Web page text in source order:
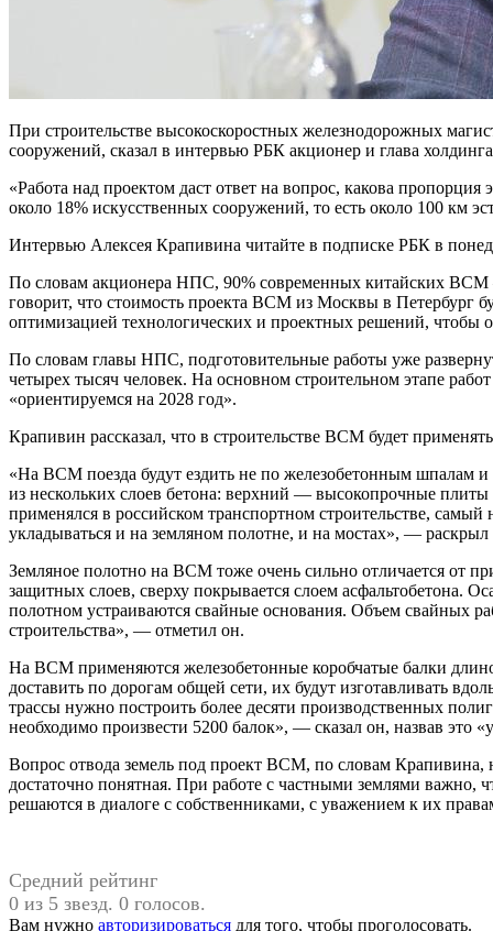
При строительстве высокоскоростных железнодорожных
сооружений, сказал в интервью РБК акционер и глава
«Работа над проектом даст ответ на вопрос, какова
около 18% искусственных сооружений, то есть около 100 км
Интервью Алексея Крапивина читайте в подписке РБК в
По словам акционера НПС, 90% современных китайских ВСМ
говорит, что стоимость проекта ВСМ из Москвы в Петербург
оптимизацией технологических и проектных решений,
По словам главы НПС, подготовительные работы уже
четырех тысяч человек. На основном строительном этапе
«ориентируемся на 2028 год».
Крапивин рассказал, что в строительстве ВСМ будет
«На ВСМ поезда будут ездить не по железобетонным шпалам
из нескольких слоев бетона: верхний — высокопрочные плиты
применялся в российском транспортном строительстве,
укладываться и на земляном полотне, и на мостах», —
Земляное полотно на ВСМ тоже очень сильно отличается от
защитных слоев, сверху покрывается слоем асфальтобетона.
полотном устраиваются свайные основания. Объем свайных
строительства», — отметил он.
На ВСМ применяются железобетонные коробчатые балки
доставить по дорогам общей сети, их будут изготавливать
трассы нужно построить более десяти производственных
необходимо произвести 5200 балок», — сказал он, назвав это
Вопрос отвода земель под проект ВСМ, по словам
достаточно понятная. При работе с частными землями
решаются в диалоге с собственниками, с уважением к их
Средний рейтинг
0 из 5 звезд. 0 голосов.
Вам нужно авторизироваться для того, чтобы проголосовать.